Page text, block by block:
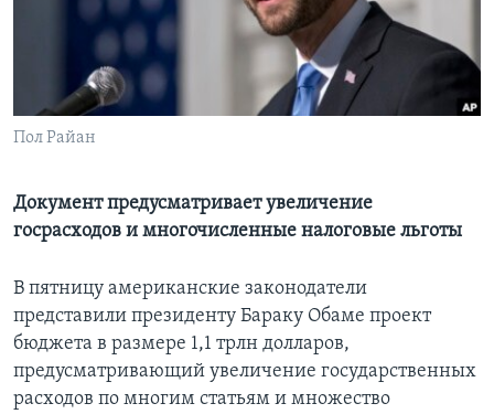
Learning English
СОЦИАЛЬНЫЕ СЕТИ
Языки
Пол Райан
Документ предусматривает увеличение
госрасходов и многочисленные налоговые льготы
В пятницу американские законодатели
представили президенту Бараку Обаме проект
бюджета в размере 1,1 трлн долларов,
предусматривающий увеличение государственных
расходов по многим статьям и множество